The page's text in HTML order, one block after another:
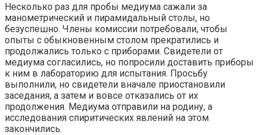
Несколько раз для пробы медиума сажали за
манометрический и пирамидальный столы, но
безуспешно. Члены комиссии потребовали, чтобы
опыты с обыкновенным столом прекратились и
продолжались только с приборами. Свидетели от
медиума согласились, но попросили доставить приборы
к ним в лабораторию для испытания. Просьбу
выполнили, но свидетели вначале приостановили
заседания, а затем и вовсе отказались от их
продолжения. Медиума отправили на родину, а
исследования спиритических явлений на этом
закончились.